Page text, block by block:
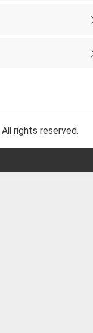
rights reserved.